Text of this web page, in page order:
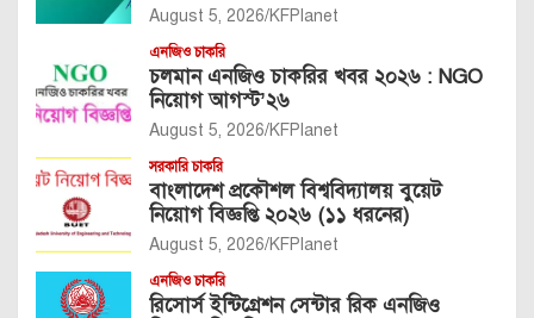
August 5, 2026 KFPlanet
এনজিও চাকরি
চলমান এনজিও চাকরির খবর ২০২৬ : NGO
নিয়োগ আগস্ট’২৬
August 5, 2026 KFPlanet
সরকারি চাকরি
বাংলাদেশ প্রকৌশল বিশ্ববিদ্যালয় বুয়েট
নিয়োগ বিজ্ঞপ্তি ২০২৬ (১১ ধরনের)
August 5, 2026 KFPlanet
এনজিও চাকরি
রিসোর্স ইন্টিগ্রেশন সেন্টার রিক এনজিও